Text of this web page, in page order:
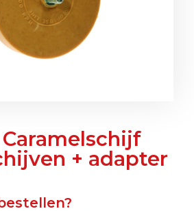
+ adapter